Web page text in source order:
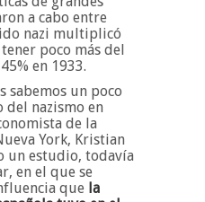
a cabo entre
nazi multiplicó
poco más del
en 1933.
sabemos un poco
del nazismo en
de la
York, Kristian
un estudio, todavía
en el que se
que la